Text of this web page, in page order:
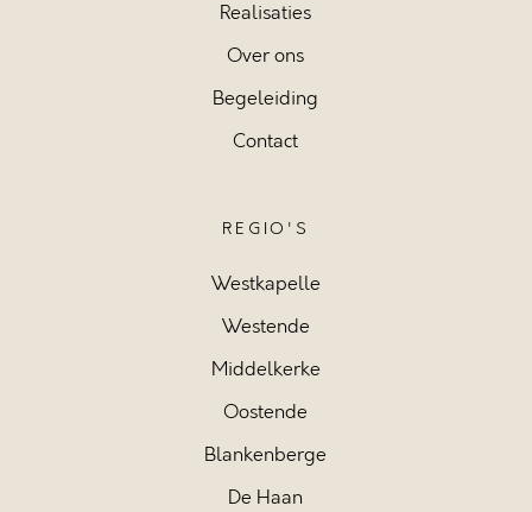
Realisaties
Over ons
Begeleiding
Contact
REGIO'S
Westkapelle
Westende
Middelkerke
Oostende
Blankenberge
De Haan